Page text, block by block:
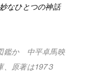
なひとつの神話
鑑か 中平卓馬映
、原著は1973